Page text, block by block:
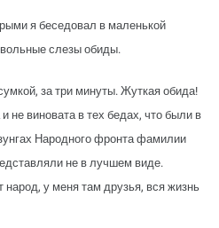
я беседовал в маленькой
слезы обиды.
за три минуты. Жуткая обида!
не виновата в тех бедах, что были в
Народного фронта фамилии
не в лучшем виде.
народ, у меня там друзья, вся жизнь